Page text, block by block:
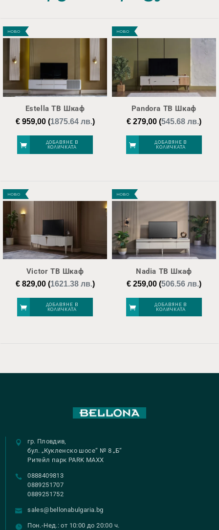
НОВО
Estella ТВ Шкаф
€959,00(1875.64 лв.)
ДОБАВЯНЕ В
КОЛИЧКАТА
НОВО
Pandora ТВ Шкаф
€279,00(545.68 лв.)
ДОБАВЯНЕ В
КОЛИЧКАТА
НОВО
Victor ТВ Шкаф
€829,00(1621.38 лв.)
ДОБАВЯНЕ В
КОЛИЧКАТА
НОВО
Nadia ТВ Шкаф
€259,00(506.56 лв.)
ДОБАВЯНЕ В
КОЛИЧКАТА
гр. Пловдив,
бул. „Кукленско шосе“ № 8 „Б“
Ритейл парк PARK MAXX
0888409813
0889251707
0889251752
sales@bellonabulgaria.bg
Пон.-Нед.: от 10:00 до 20:00 ч.